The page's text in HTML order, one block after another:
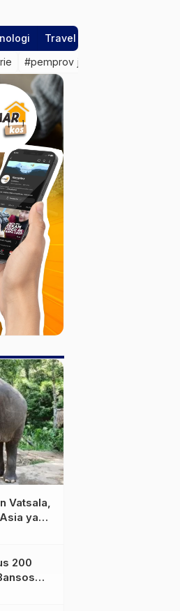
Travel
#pemprov jateng
Vatsala,
yang
dari
200